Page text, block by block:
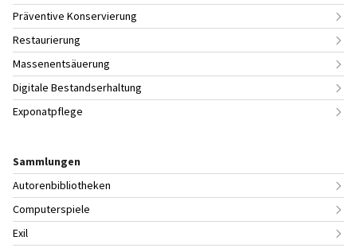
Präventive Konservierung
Restaurierung
Massenentsäuerung
Digitale Bestandserhaltung
Exponatpflege
Sammlungen
Autorenbibliotheken
Computerspiele
Exil